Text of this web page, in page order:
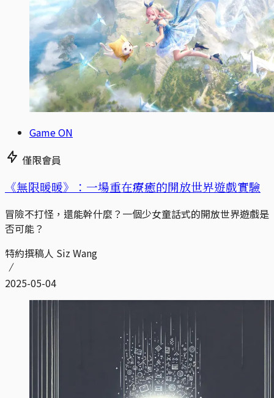
Game ON
僅限會員
《無限暖暖》：一場重在療癒的開放世界遊戲實驗
冒險不打怪，還能幹什麼？一個少女童話式的開放世界遊戲是
否可能？
特約撰稿人 Siz Wang
2025-05-04